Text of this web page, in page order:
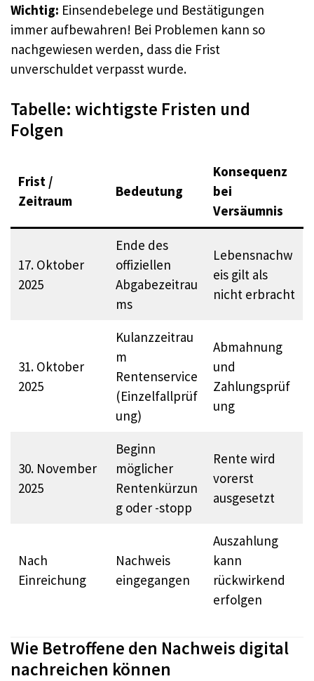
Wichtig: Einsendebelege und Bestätigungen
immer aufbewahren! Bei Problemen kann so
nachgewiesen werden, dass die Frist
unverschuldet verpasst wurde.
Tabelle: wichtigste Fristen und
Folgen
Frist /
Zeitraum
Bedeutung
Konsequenz
bei
Versäumnis
17. Oktober
2025
Ende des
offiziellen
Abgabezeitrau
ms
Lebensnachw
eis gilt als
nicht erbracht
31. Oktober
2025
Kulanzzeitrau
m
Rentenservice
(Einzelfallprüf
ung)
Abmahnung
und
Zahlungsprüf
ung
30. November
2025
Beginn
möglicher
Rentenkürzun
g oder -stopp
Rente wird
vorerst
ausgesetzt
Nach
Einreichung
Nachweis
eingegangen
Auszahlung
kann
rückwirkend
erfolgen
Wie Betroffene den Nachweis digital
nachreichen können